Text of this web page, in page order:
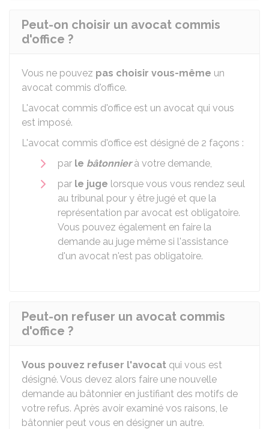
Peut-on choisir un avocat commis
d'office ?
Vous ne pouvez pas choisir vous-même un
avocat commis d'office.
L'avocat commis d'office est un avocat qui vous
est imposé.
L'avocat commis d'office est désigné de 2 façons :
par le bâtonnierà votre demande,
par le juge lorsque vous vous rendez seul
au tribunal pour y être jugé et que la
représentation par avocat est obligatoire.
Vous pouvez également en faire la
demande au juge même si l'assistance
d'un avocat n'est pas obligatoire.
Peut-on refuser un avocat commis
d'office ?
Vous pouvez refuser l'avocat qui vous est
désigné. Vous devez alors faire une nouvelle
demande au bâtonnier en justifiant des motifs de
votre refus. Après avoir examiné vos raisons, le
bâtonnier peut vous en désigner un autre.